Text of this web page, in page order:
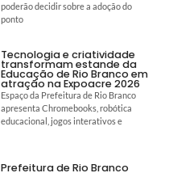
poderão decidir sobre a adoção do
ponto
Tecnologia e criatividade
transformam estande da
Educação de Rio Branco em
atração na Expoacre 2026
Espaço da Prefeitura de Rio Branco
apresenta Chromebooks, robótica
educacional, jogos interativos e
Prefeitura de Rio Branco